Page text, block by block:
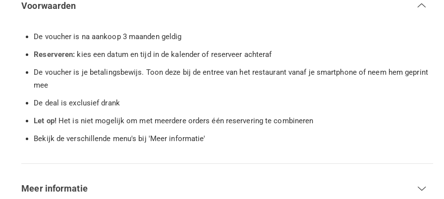
Voorwaarden
De voucher is na aankoop 3 maanden geldig
Reserveren: kies een datum en tijd in de kalender of reserveer achteraf
De voucher is je betalingsbewijs. Toon deze bij de entree van het restaurant vanaf je smartphone of neem hem geprint
mee
De deal is exclusief drank
Let op! Het is niet mogelijk om met meerdere orders één reservering te combineren
Bekijk de verschillende menu's bij 'Meer informatie'
Meer informatie